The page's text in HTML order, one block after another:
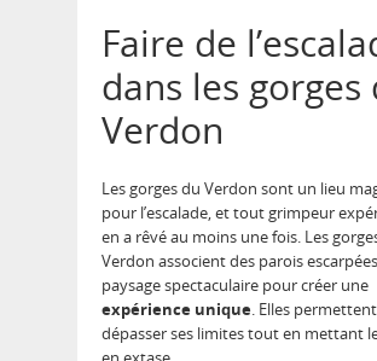
Faire de
dans les gorges
Verdon
Les gorges du Verdon sont un lieu
pour l’escalade, et tout grimpeur
en a rêvé au moins une fois. Les
Verdon associent des parois
paysage spectaculaire pour créer une
expérience unique. Elles
dépasser ses limites tout en mettant